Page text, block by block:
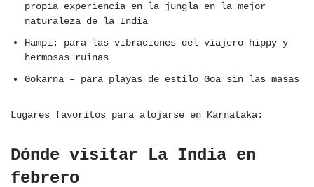
propia experiencia en la jungla en la mejor
naturaleza de la India
Hampi: para las vibraciones del viajero hippy y
hermosas ruinas
Gokarna – para playas de estilo Goa sin las masas
Lugares favoritos para alojarse en Karnataka:
Dónde visitar La India en
febrero